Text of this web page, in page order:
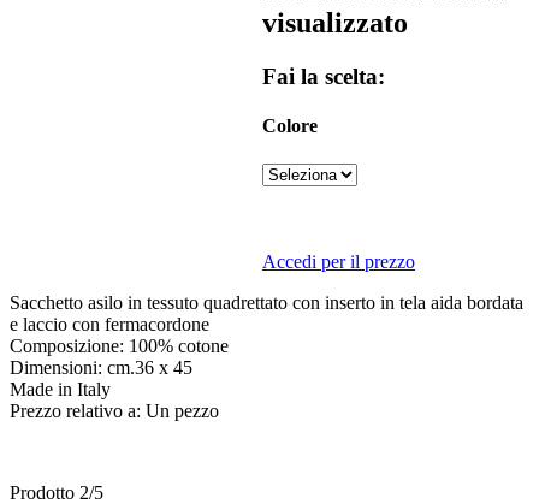
visualizzato
Fai la scelta:
Colore
Accedi per il prezzo
Sacchetto asilo in tessuto quadrettato con inserto in tela aida bordata
e laccio con fermacordone
Composizione: 100% cotone
Dimensioni: cm.36 x 45
Made in Italy
Prezzo relativo a: Un pezzo
Prodotto 2/5